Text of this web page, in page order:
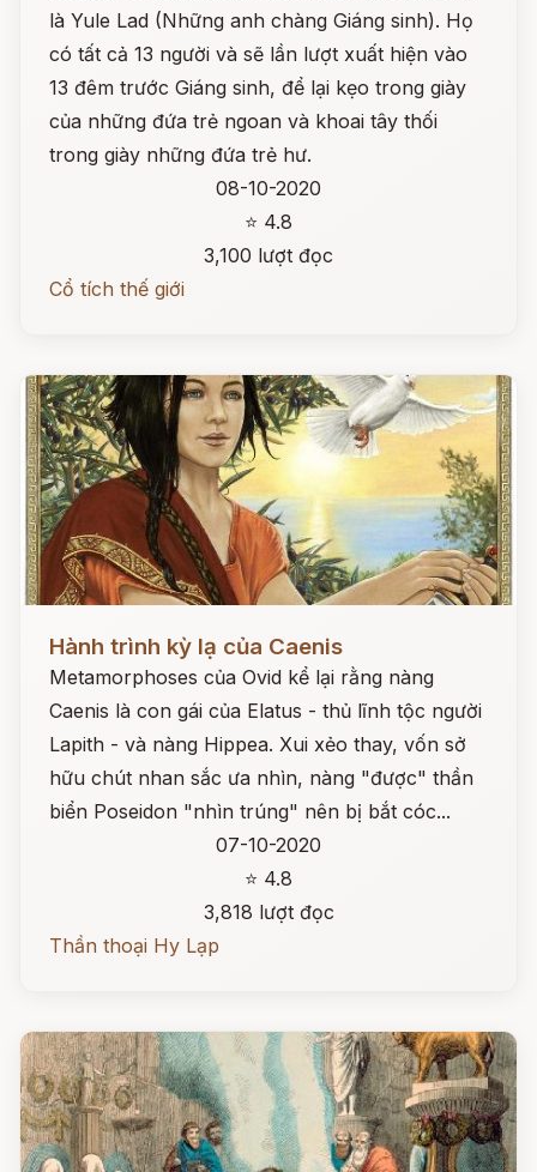
là Yule Lad (Những anh chàng Giáng sinh). Họ
có tất cả 13 người và sẽ lần lượt xuất hiện vào
13 đêm trước Giáng sinh, để lại kẹo trong giày
của những đứa trẻ ngoan và khoai tây thối
trong giày những đứa trẻ hư.
08-10-2020
⭐ 4.8
3,100 lượt đọc
Cổ tích thế giới
Hành trình kỳ lạ của Caenis
Metamorphoses của Ovid kể lại rằng nàng
Caenis là con gái của Elatus - thủ lĩnh tộc người
Lapith - và nàng Hippea. Xui xẻo thay, vốn sở
hữu chút nhan sắc ưa nhìn, nàng "được" thần
biển Poseidon "nhìn trúng" nên bị bắt cóc...
07-10-2020
⭐ 4.8
3,818 lượt đọc
Thần thoại Hy Lạp